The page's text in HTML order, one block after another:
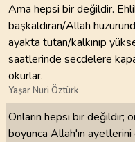
Ama hepsi bir değildir.
başkaldıran/Allah
ayakta tutan/kalkınıp
saatlerinde secdelere
okurlar.
Yaşar Nuri Öztürk
Onların hepsi bir değildir;
boyunca Allah'ın